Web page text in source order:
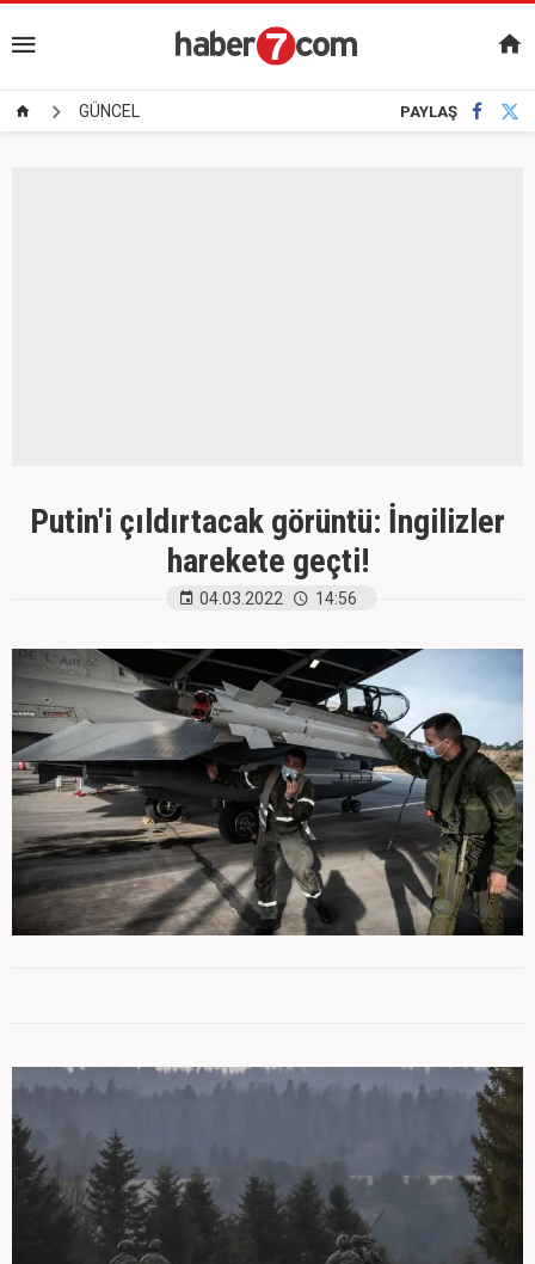
GÜNCEL PAYLAŞ
Putin'i çıldırtacak görüntü: İngilizler
harekete geçti!
04.03.2022 14:56